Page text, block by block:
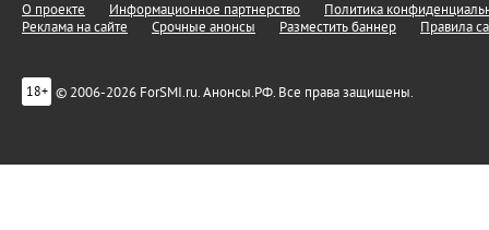
О проекте Информационное партнерство
Политика
Реклама на сайте
Срочные анонсы Разместить баннер Правила
18+ © 2006-2026 ForSMI.ru. Анонсы.РФ. Все права защищены.